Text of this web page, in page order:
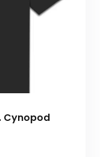
Cynopod